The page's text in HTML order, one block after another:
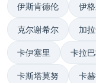
伊斯肯德伦 伊
克尔谢希尔 加
卡伊塞里 卡拉
卡斯塔莫努 卡